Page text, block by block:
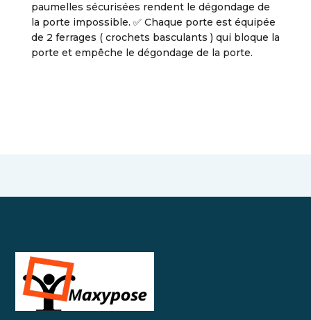
paumelles sécurisées rendent le dégondage de
la porte impossible. ✅ Chaque porte est équipée
de 2 ferrages ( crochets basculants ) qui bloque la
porte et empêche le dégondage de la porte.